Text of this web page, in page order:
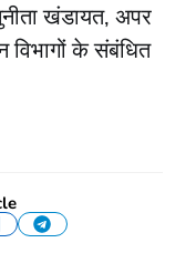
खंडायत, अपर
विभागों के संबंधित
Telegram